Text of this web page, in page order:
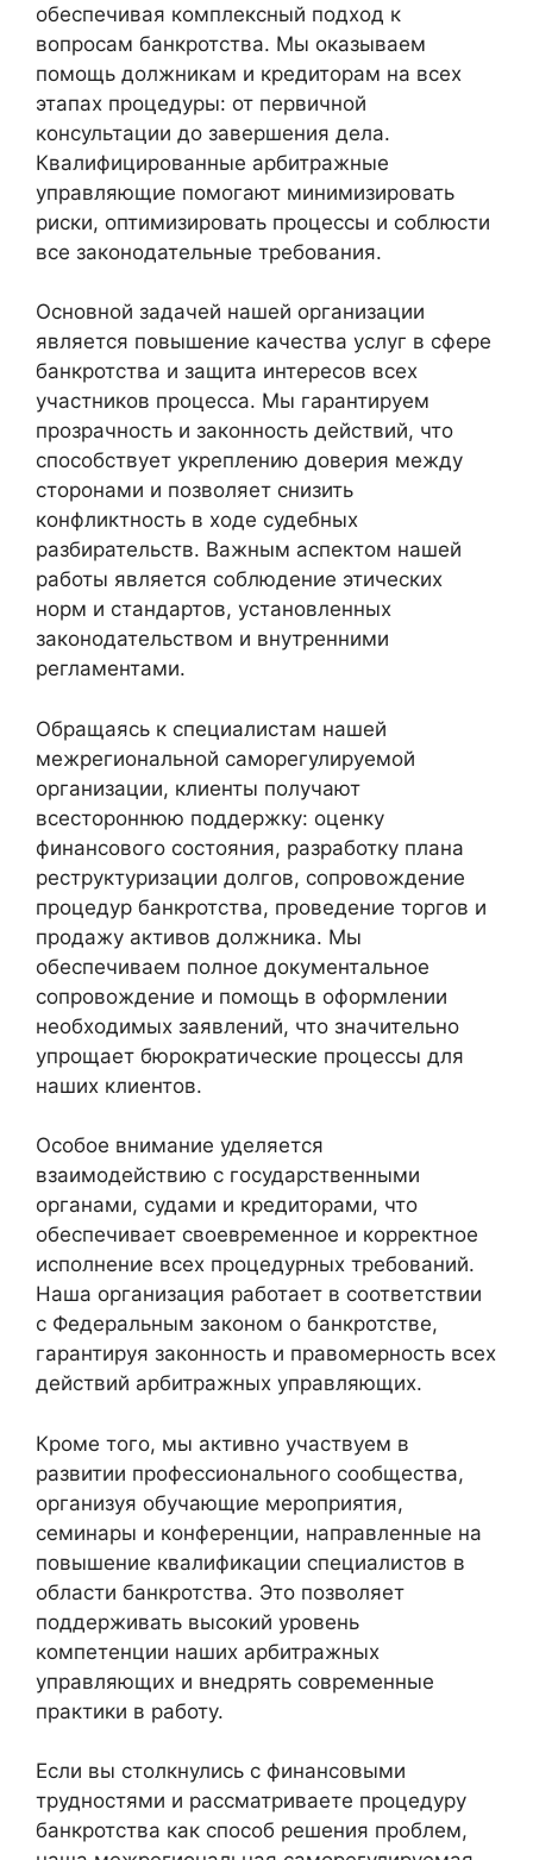
обеспечивая комплексный подход к
вопросам банкротства. Мы оказываем
помощь должникам и кредиторам на всех
этапах процедуры: от первичной
консультации до завершения дела.
Квалифицированные арбитражные
управляющие помогают минимизировать
риски, оптимизировать процессы и соблюсти
все законодательные требования.
Основной задачей нашей организации
является повышение качества услуг в сфере
банкротства и защита интересов всех
участников процесса. Мы гарантируем
прозрачность и законность действий, что
способствует укреплению доверия между
сторонами и позволяет снизить
конфликтность в ходе судебных
разбирательств. Важным аспектом нашей
работы является соблюдение этических
норм и стандартов, установленных
законодательством и внутренними
регламентами.
Обращаясь к специалистам нашей
межрегиональной саморегулируемой
организации, клиенты получают
всестороннюю поддержку: оценку
финансового состояния, разработку плана
реструктуризации долгов, сопровождение
процедур банкротства, проведение торгов и
продажу активов должника. Мы
обеспечиваем полное документальное
сопровождение и помощь в оформлении
необходимых заявлений, что значительно
упрощает бюрократические процессы для
наших клиентов.
Особое внимание уделяется
взаимодействию с государственными
органами, судами и кредиторами, что
обеспечивает своевременное и корректное
исполнение всех процедурных требований.
Наша организация работает в соответствии
с Федеральным законом о банкротстве,
гарантируя законность и правомерность всех
действий арбитражных управляющих.
Кроме того, мы активно участвуем в
развитии профессионального сообщества,
организуя обучающие мероприятия,
семинары и конференции, направленные на
повышение квалификации специалистов в
области банкротства. Это позволяет
поддерживать высокий уровень
компетенции наших арбитражных
управляющих и внедрять современные
практики в работу.
Если вы столкнулись с финансовыми
трудностями и рассматриваете процедуру
банкротства как способ решения проблем,